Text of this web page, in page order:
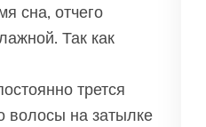
сна, отчего
Так как
трется
волосы на затылке